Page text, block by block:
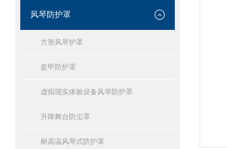
风琴防护罩
方形风琴护罩
盔甲防护罩
虚拟现实体验设备风琴防护罩
升降舞台防尘罩
耐高温风琴式防护罩